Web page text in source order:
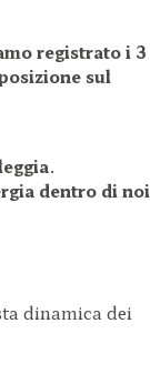
registrato i 3
sul
.
dentro di noi
dinamica dei